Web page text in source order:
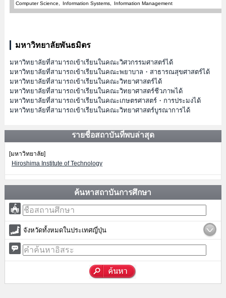
Computer Science Information Systems Information Management
มหาวิทยาลัยพันธมิตร
มหาวิทยาลัยที่สามารถเข้าเรียนในคณะวิศวกรรมศาสตร์ได้
มหาวิทยาลัยที่สามารถเข้าเรียนในคณะพยาบาล・สาธารณสุขศาสตร์ได้
มหาวิทยาลัยที่สามารถเข้าเรียนในคณะวิทยาศาสตร์ได้
มหาวิทยาลัยที่สามารถเข้าเรียนในคณะวิทยาศาสตร์ชีวภาพได้
มหาวิทยาลัยที่สามารถเข้าเรียนในคณะเกษตรศาสตร์・การประมงได้
มหาวิทยาลัยที่สามารถเข้าเรียนในคณะวิทยาศาสตร์บูรณาการได้
รายชื่อสถาบันที่พบล่าสุด
[มหาวิทยาลัย]
Hiroshima Institute of Technology
ค้นหาสถาบันการศึกษา
จังหวัดทั้งหมดในประเทศญี่ปุ่น